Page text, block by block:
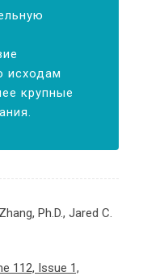
исходам
крупные
Ph.D., Jared C.
112, Issue 1,